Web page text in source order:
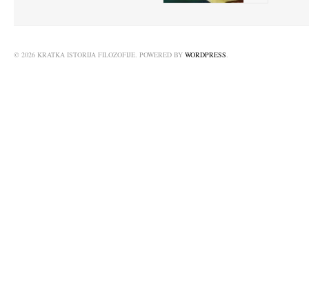
© 2026 KRATKA ISTORIJA FILOZOFIJE. POWERED BY WORDPRESS.